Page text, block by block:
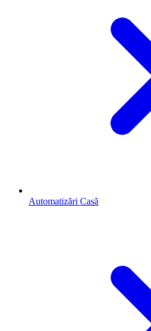
Automatizări Casă